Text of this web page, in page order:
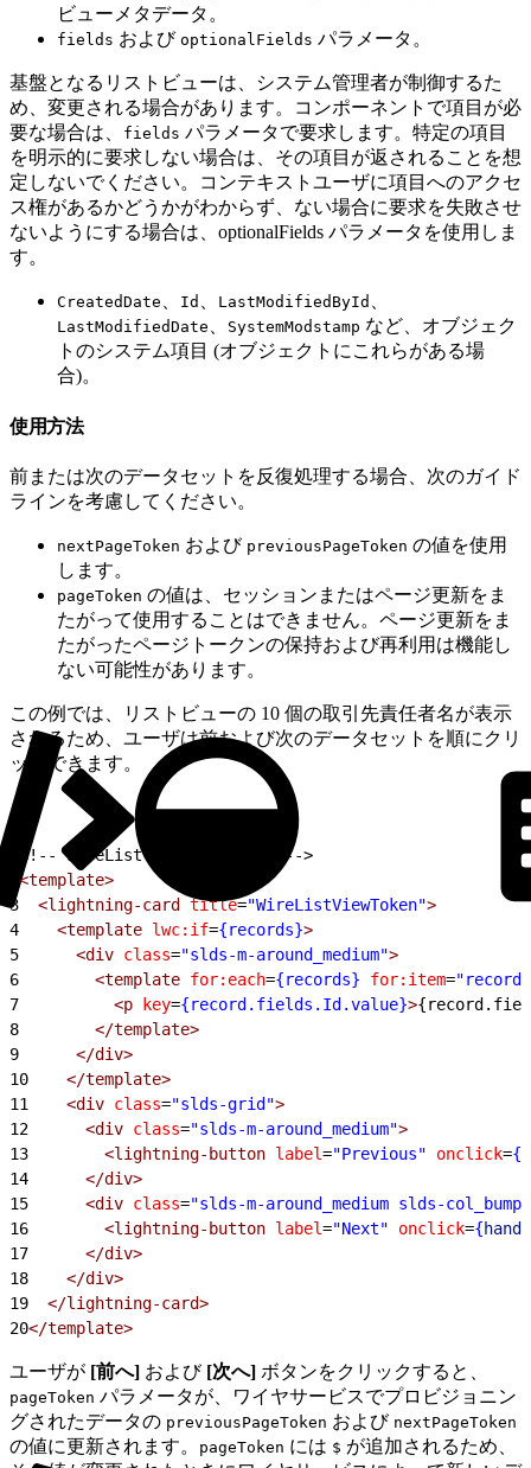
ビューメタデータ。
fields および optionalFields パラメータ。
基盤となるリストビューは、システム管理者が制御するた
め、変更される場合があります。コンポーネントで項目が必
要な場合は、
fields パラメータで要求します。特定の項目
を明示的に要求しない場合は、その項目が返されることを想
定しないでください。コンテキストユーザに項目へのアクセ
ス権があるかどうかがわからず、ない場合に要求を失敗させ
ないようにする場合は、optionalFields パラメータを使用しま
す。
CreatedDate Id LastModifiedById
LastModifiedDate SystemModstamp など、オブジェク
トのシステム項目 (オブジェクトにこれらがある場
合)。
使用方法
前または次のデータセットを反復処理する場合、次のガイド
ラインを考慮してください。
nextPageToken および previousPageToken の値を使用
します。
pageToken の値は、セッションまたはページ更新をま
たがって使用することはできません。ページ更新をま
たがったページトークンの保持および再利用は機能し
ない可能性があります。
この例では、リストビューの 10 個の取引先責任者名が表示
されるため、ユーザは前および次のデータセットを順にクリ
ックできます。
<!-- wireListViewToken.html -->
<template>
3
  <lightning-card
title="WireListViewToken">
4
    <template
lwc:if={records}>
5
      <div
class="slds-m-around_medium">
6
        <template
for:each={records} for:item="record"
7
          <p
key={record.fields.Id.value}>
8
        </template>
9
      </div>
10
    </template>
11
    <div
class="slds-grid">
12
      <div
class="slds-m-around_medium">
13
        <lightning-button
label="Previous" onclick={
14
      </div>
15
      <div
class="slds-m-around_medium slds-
16
        <lightning-button
label="Next" onclick={
17
      </div>
18
    </div>
19
  </lightning-card>
20</template>
ユーザが [前へ] および [次へ] ボタンをクリックすると、
pageToken パラメータが、ワイヤサービスでプロビジョニン
グされたデータの previousPageToken および nextPageToken
の値に更新されます。 pageToken には $ が追加されるため、